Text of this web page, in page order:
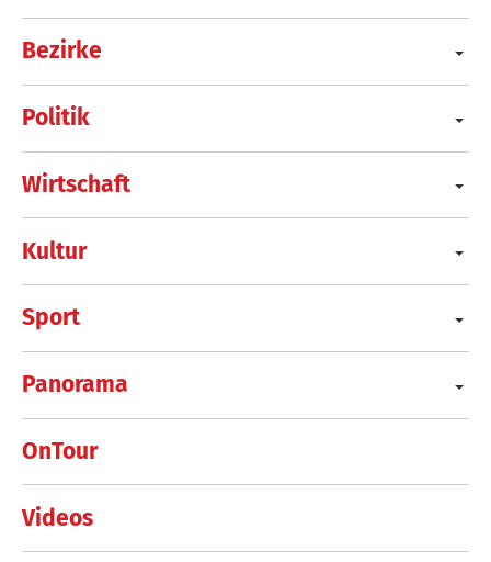
Bezirke
Politik
Wirtschaft
Kultur
Sport
Panorama
OnTour
Videos